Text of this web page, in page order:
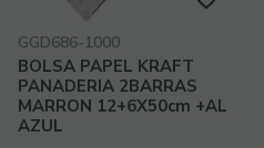
GGD686-1000
BOLSA PAPEL KRAFT
PANADERIA 2BARRAS
MARRON 12+6X50cm +AL
AZUL